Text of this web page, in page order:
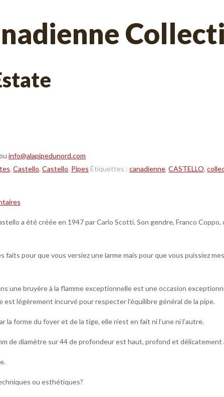
info@alapipedunord.com
, Castello, Castello, Pipes Étiquettes : canadienne, CASTELLO,
a été créée en 1947 par Carlo Scotti. Son gendre, Franco
faits pour que vous versiez une larme mais pour que vous puissiez
une bruyère à la flamme exceptionnelle est une occasion
est légèrement incurvé pour respecter l’équilibre général de la pipe.
la forme du foyer et de la tige, elle n’est en fait ni l’une ni l’autre.
de diamètre sur 44 de profondeur est haut, profond et délicatement
ou esthétiques?